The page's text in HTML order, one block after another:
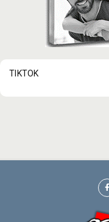
TIKTOK